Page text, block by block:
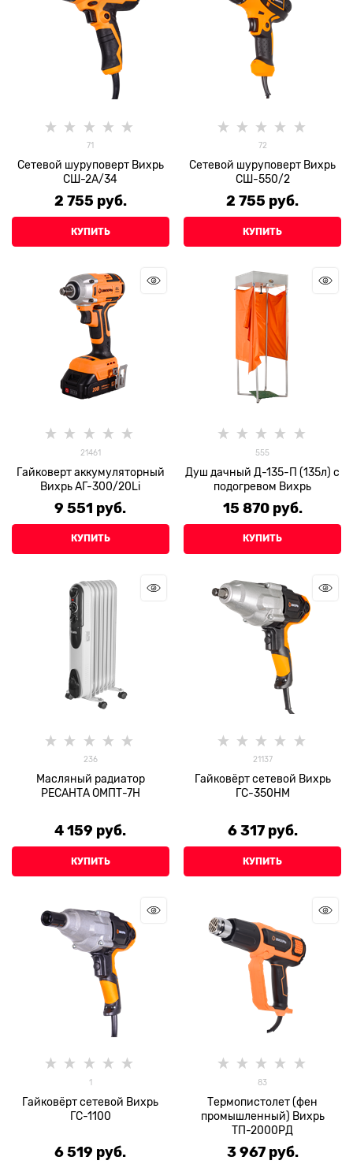
71
Сетевой шуруповерт Вихрь
СШ-2А/34
2 755 руб.
КУПИТЬ
72
Сетевой шуруповерт Вихрь
СШ-550/2
2 755 руб.
КУПИТЬ
21461
Гайковерт аккумуляторный
Вихрь АГ-300/20Li
9 551 руб.
КУПИТЬ
555
Душ дачный Д-135-П (135л) с
подогревом Вихрь
15 870 руб.
КУПИТЬ
236
Масляный радиатор
РЕСАНТА ОМПТ-7Н
4 159 руб.
КУПИТЬ
21137
Гайковёрт сетевой Вихрь
ГС-350НМ
6 317 руб.
КУПИТЬ
1
Гайковёрт сетевой Вихрь
ГС-1100
6 519 руб.
83
Термопистолет (фен
промышленный) Вихрь
ТП-2000РД
3 967 руб.